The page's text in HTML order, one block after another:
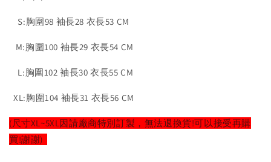
S:胸圍98 袖長28 衣長53 CM
M:胸圍100 袖長29 衣長54 CM
L:胸圍102 袖長30 衣長55 CM
XL:胸圍104 袖長31 衣長56 CM
(尺寸XL~5XL因請廠商特別訂製，無法退換貨!可以接受再購
買!謝謝)